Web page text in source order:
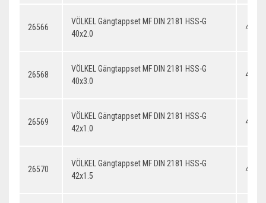
26566
VÖLKEL Gängtappset MF DIN 2181 HSS-G
40x2.0
26568
VÖLKEL Gängtappset MF DIN 2181 HSS-G
40x3.0
26569
VÖLKEL Gängtappset MF DIN 2181 HSS-G
42x1.0
26570
VÖLKEL Gängtappset MF DIN 2181 HSS-G
42x1.5